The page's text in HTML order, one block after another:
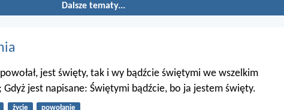
Dalsze tematy...
jest święty, tak i wy bądźcie świętymi we wszelkim
jest napisane: Świętymi bądźcie, bo ja jestem święty.
życie powołanie